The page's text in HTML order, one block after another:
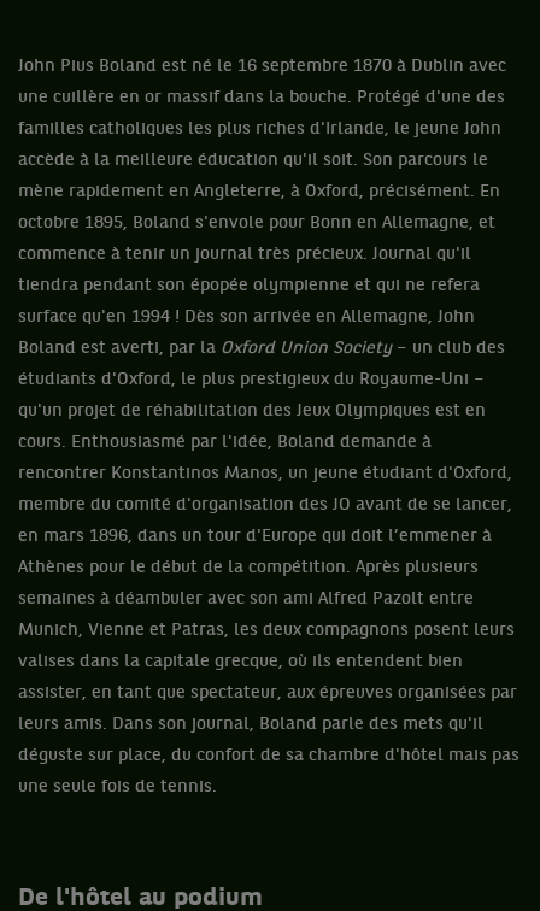
John Pius Boland est né le 16 septembre 1870 à Dublin avec
une cuillère en or massif dans la bouche. Protégé d'une des
familles catholiques les plus riches d'Irlande, le jeune John
accède à la meilleure éducation qu'il soit. Son parcours le
mène rapidement en Angleterre, à Oxford, précisément. En
octobre 1895, Boland s'envole pour Bonn en Allemagne, et
commence à tenir un journal très précieux. Journal qu'il
tiendra pendant son épopée olympienne et qui ne refera
surface qu'en 1994 ! Dès son arrivée en Allemagne, John
Boland est averti, par la Oxford Union Society– un club des
étudiants d'Oxford, le plus prestigieux du Royaume-Uni –
qu'un projet de réhabilitation des Jeux Olympiques est en
cours. Enthousiasmé par l'idée, Boland demande à
rencontrer Konstantinos Manos, un jeune étudiant d'Oxford,
membre du comité d'organisation des JO avant de se lancer,
en mars 1896, dans un tour d'Europe qui doit l’emmener à
Athènes pour le début de la compétition. Après plusieurs
semaines à déambuler avec son ami Alfred Pazolt entre
Munich, Vienne et Patras, les deux compagnons posent leurs
valises dans la capitale grecque, où ils entendent bien
assister, en tant que spectateur, aux épreuves organisées par
leurs amis. Dans son journal, Boland parle des mets qu'il
déguste sur place, du confort de sa chambre d'hôtel mais pas
une seule fois de tennis.
De l'hôtel au podium